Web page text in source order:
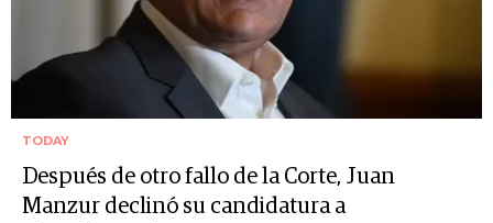
TODAY
Después de otro fallo de la Corte, Juan
Manzur declinó su candidatura a